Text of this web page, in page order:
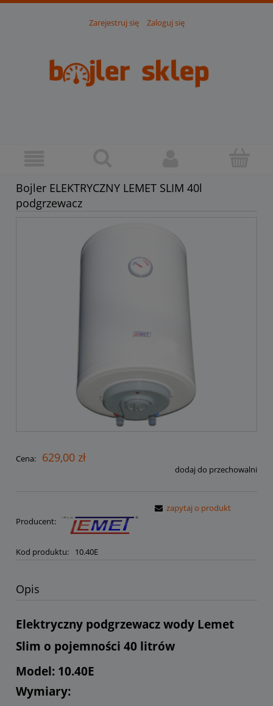
Zarejestruj się Zaloguj się
Bojler ELEKTRYCZNY LEMET SLIM 40l
podgrzewacz
Cena: 629,00 zł
dodaj do przechowalni
Producent:
Kod produktu: 10.40E
zapytaj o produkt
Opis
Elektryczny podgrzewacz wody Lemet
Slim o pojemności 40 litrów
Model: 10.40E
Wymiary: